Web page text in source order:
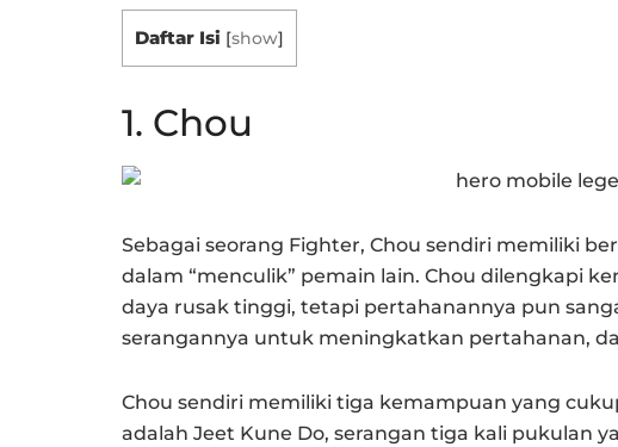
Daftar Isi [show]
1. Chou
Sebagai seorang Fighter, Chou sendiri memiliki
dalam “menculik” pemain lain. Chou dilengkapi
daya rusak tinggi, tetapi pertahanannya pun
serangannya untuk meningkatkan pertahanan,
Chou sendiri memiliki tiga kemampuan yang
adalah Jeet Kune Do, serangan tiga kali pukulan